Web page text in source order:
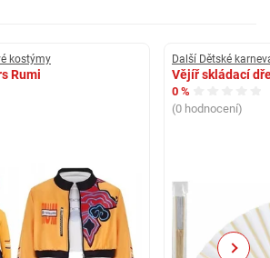
kostýmy
Rumi
Další Dětské
Vějíř skládací
0 %
(0 hodnocení)
Next